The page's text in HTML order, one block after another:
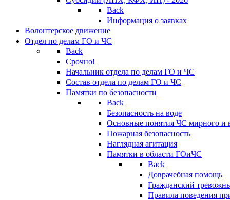
Back
Информация о заявках
Волонтерское движение
Отдел по делам ГО и ЧС
Back
Срочно!
Начальник отдела по делам ГО и ЧС
Состав отдела по делам ГО и ЧС
Памятки по безопасности
Back
Безопасность на воде
Основные понятия ЧС мирного и
Пожарная безопасность
Наглядная агитация
Памятки в области ГОиЧС
Back
Доврачебная помощь
Гражданский
Правила поведения